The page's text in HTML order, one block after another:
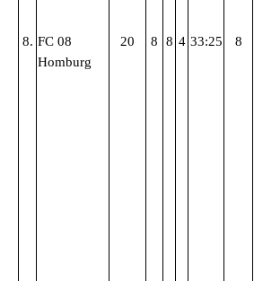
8. FC 08
Homburg
20 8 8 4 33:25 8